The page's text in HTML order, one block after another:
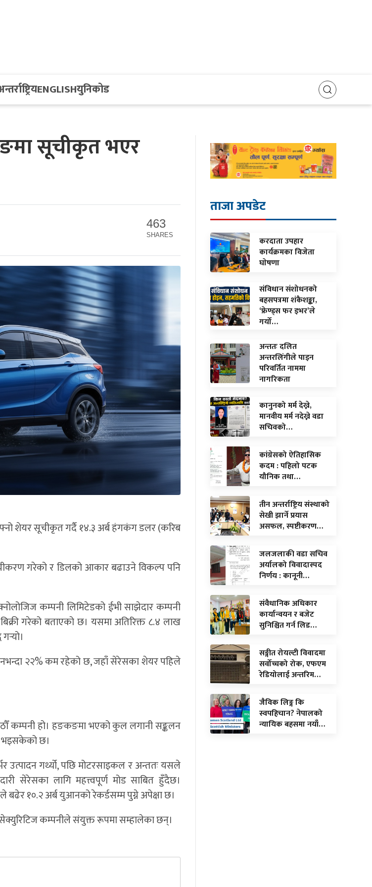
ENGLISHयुनिकोड
सूचीकृत भएर
463
SHARES
शेयर सूचीकृत गर्दै १४.३ अर्ब हंगकंग डलर (करिब
गरेको र डिलको आकार बढाउने विकल्प पनि
कम्पनी लिमिटेडको ईभी साझेदार कम्पनी
गरेको बताएको छ। यसमा अतिरिक्त ८.४ लाख
२२% कम रहेको छ, जहाँ सेरेसका शेयर पहिले
कम्पनी हो। हङकङमा भएको कुल लगानी सङ्कलन
भइसकेको छ।
गर्थ्यो, पछि मोटरसाइकल र अन्ततः यसले
सेरेसका लागि महत्त्वपूर्ण मोड साबित हुँदैछ।
१०.२ अर्ब युआनको रेकर्डसम्म पुग्ने अपेक्षा छ।
कम्पनीले संयुक्त रूपमा सम्हालेका छन्।
ताजा अपडेट
करदाता उपहार
कार्यक्रमका विजेता
घाेषणा
संविधान संशोधनको
बहसपत्रमा शंकैशङ्का,
‘फ्रेण्ड्स फर इभर’ले
गर्यो…
अन्ततः दलित
अन्तरलिंगीले पाइन
परिवर्तित नाममा
नागरिकता
कानुनको मर्म देख्ने,
मानवीय मर्म नदेख्ने वडा
सचिवको…
कांग्रेसको ऐतिहासिक
कदम : पहिलो पटक
यौनिक तथा…
तीन अन्तर्राष्ट्रिय संस्थाको
सेखी झार्ने प्रयास
असफल, स्पष्टीकरण…
जलजलाकी वडा सचिव
अर्यालको विवादास्पद
निर्णय : कानूनी…
संवैधानिक अधिकार
कार्यान्वयन र बजेट
सुनिश्चित गर्न लिड…
सङ्गीत रोयल्टी विवादमा
सर्वोच्चको रोक, एफएम
रेडियोलाई अन्तरिम…
जैविक लिङ्ग कि
स्वपहिचान? नेपालको
न्यायिक बहसमा नयाँ…